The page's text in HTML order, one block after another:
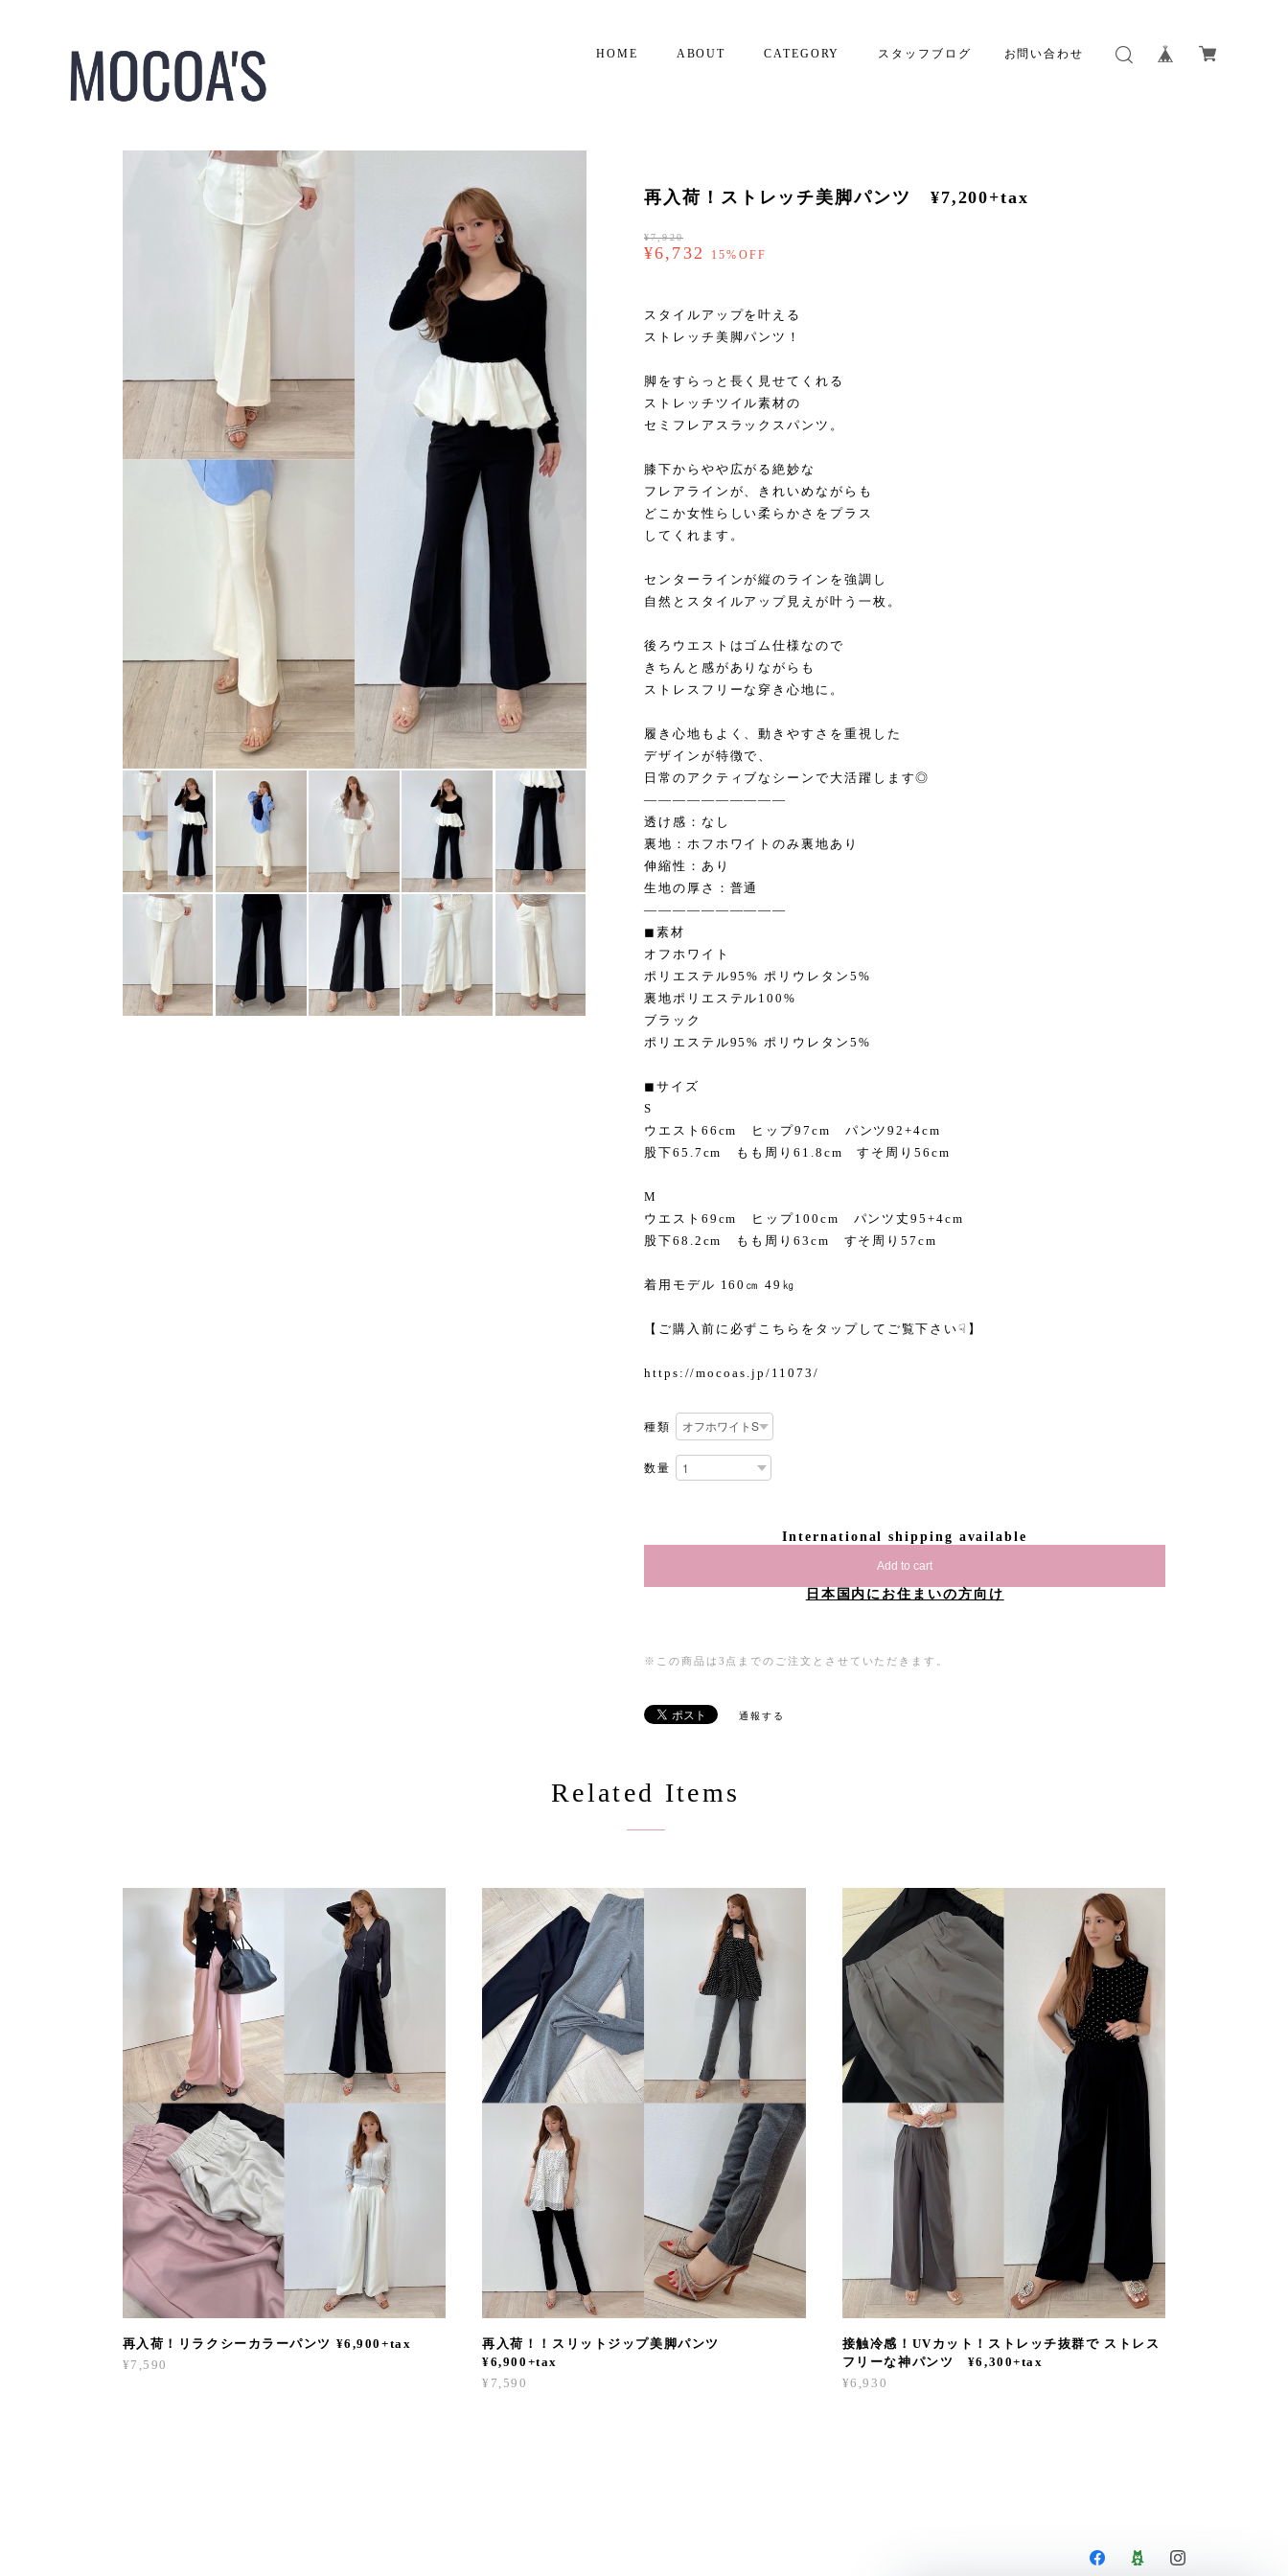
HOME ABOUT CATEGORY スタッフブログ お問い合わせ
再入荷！ストレッチ美脚パンツ ¥7,200+tax
¥7,920
¥6,732 15%OFF
スタイルアップを叶える
ストレッチ美脚パンツ！
脚をすらっと長く見せてくれる
ストレッチツイル素材の
セミフレアスラックスパンツ。
膝下からやや広がる絶妙な
フレアラインが、きれいめながらも
どこか女性らしい柔らかさをプラス
してくれます。
センターラインが縦のラインを強調し
自然とスタイルアップ見えが叶う一枚。
後ろウエストはゴム仕様なので
きちんと感がありながらも
ストレスフリーな穿き心地に。
履き心地もよく、動きやすさを重視した
デザインが特徴で、
日常のアクティブなシーンで大活躍します◎
——————————
透け感：なし
裏地：ホフホワイトのみ裏地あり
伸縮性：あり
生地の厚さ：普通
——————————
◼︎素材
オフホワイト
ポリエステル95% ポリウレタン5%
裏地ポリエステル100%
ブラック
ポリエステル95% ポリウレタン5%
◼︎サイズ
S
ウエスト66cm ヒップ97cm パンツ92+4cm
股下65.7cm もも周り61.8cm すそ周り56cm
M
ウエスト69cm ヒップ100cm パンツ丈95+4cm
股下68.2cm もも周り63cm すそ周り57cm
着用モデル 160㎝ 49㎏
【ご購入前に必ずこちらをタップしてご覧下さい☟】
https://mocoas.jp/11073/
種類
数量
International shipping available
Add to cart
日本国内にお住まいの方向け
※この商品は3点までのご注文とさせていただきます。
通報する
Related Items
再入荷！リラクシーカラーパンツ ¥6,900+tax
¥7,590
再入荷！！スリットジップ美脚パンツ
¥6,900+tax
¥7,590
接触冷感！UVカット！ストレッチ抜群で ストレス
フリーな神パンツ ¥6,300+tax
¥6,930